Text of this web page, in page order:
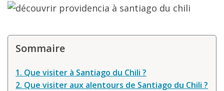
Sommaire
1. Que visiter à Santiago du Chili ?
2. Que visiter aux alentours de Santiago du Chili ?